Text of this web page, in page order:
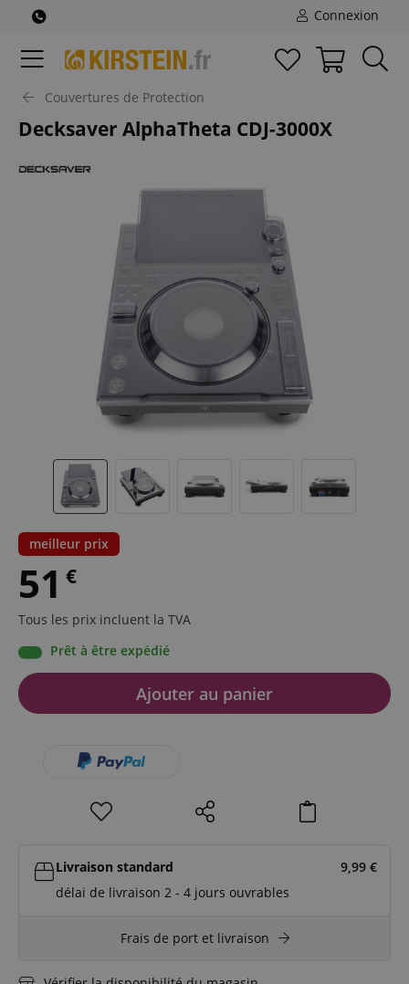
Connexion
Couvertures de Protection
Decksaver AlphaTheta CDJ-3000X
meilleur prix
51 €
Tous les prix incluent la TVA
Prêt à être expédié
Ajouter au panier
Livraison standard 9,99 €
délai de livraison 2 - 4 jours ouvrables
Frais de port et livraison